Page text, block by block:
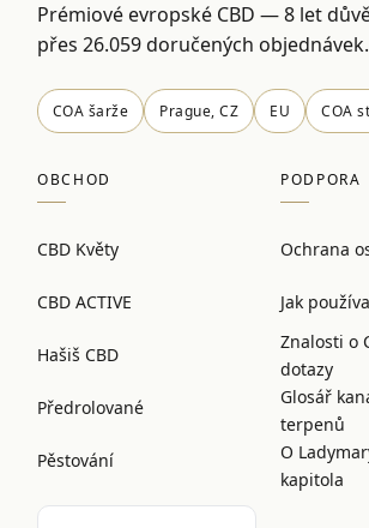
Prémiové evropské CBD — 8 let
přes 26.059 doručených objednávek.
COA šarže Prague, CZ EU COA
OBCHOD
CBD Květy
CBD ACTIVE
Hašiš CBD
Předrolované
Pěstování
PODPORA
Ochrana
Jak
Znalosti o
dotazy
Glosář
terpenů
O
kapitola